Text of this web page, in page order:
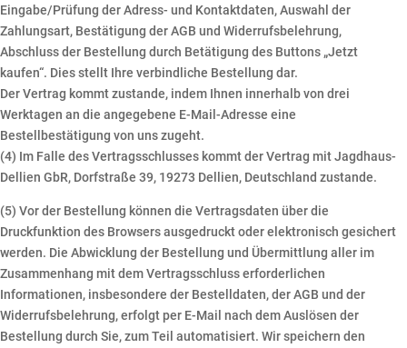
Eingabe/Prüfung der Adress- und Kontaktdaten, Auswahl der
Zahlungsart, Bestätigung der AGB und Widerrufsbelehrung,
Abschluss der Bestellung durch Betätigung des Buttons „Jetzt
kaufen“. Dies stellt Ihre verbindliche Bestellung dar.
Der Vertrag kommt zustande, indem Ihnen innerhalb von drei
Werktagen an die angegebene E-Mail-Adresse eine
Bestellbestätigung von uns zugeht.
(4) Im Falle des Vertragsschlusses kommt der Vertrag mit Jagdhaus-
Dellien GbR, Dorfstraße 39, 19273 Dellien, Deutschland zustande.
(5) Vor der Bestellung können die Vertragsdaten über die
Druckfunktion des Browsers ausgedruckt oder elektronisch gesichert
werden. Die Abwicklung der Bestellung und Übermittlung aller im
Zusammenhang mit dem Vertragsschluss erforderlichen
Informationen, insbesondere der Bestelldaten, der AGB und der
Widerrufsbelehrung, erfolgt per E-Mail nach dem Auslösen der
Bestellung durch Sie, zum Teil automatisiert. Wir speichern den